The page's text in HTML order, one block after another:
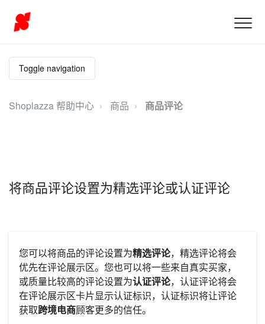
Toggle navigation
Shoplazza 帮助中心 商品 商品评论
将商品评论设置为精选评论或认证评论
您可以将商品的评论设置为精选评论，精选评论将会
优先在评论展示区。您也可以将一些来自真实买家，
或质量比较高的评论设置为认证评论，认证评论将会
在评论展示区卡片显示认证标识，认证标识将让评论
获取跨境电商顾客更多的信任。